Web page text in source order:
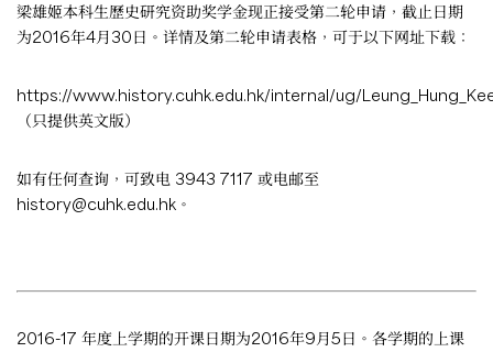
梁雄姬本科生歷史研究资助奖学金现正接受第二轮申请，截止日期
为2016年4月30日。详情及第二轮申请表格，可于以下网址下载：
https://www.history.cuhk.edu.hk/internal/ug/
（只提供英文版）
如有任何查询，可致电 3943 7117 或电邮至
history@cuhk.edu.hk 。
2016-17 年度上学期的开课日期为2016年9月5日。各学期的上课